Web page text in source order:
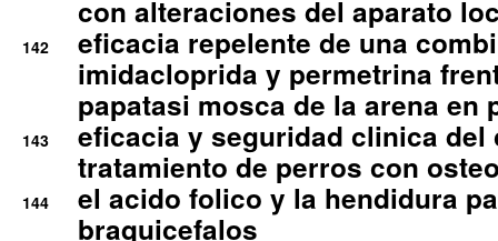
con alteraciones del aparato
142
eficacia repelente de una
imidacloprida y permetrina
papatasi mosca de la arena en
143
eficacia y seguridad clinica del
tratamiento de perros con
144
el acido folico y la hendidura
braquicefalos